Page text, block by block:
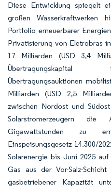
Diese Entwicklung spiegelt
großen Wasserkraftwerken
Portfolio erneuerbarer
Privatisierung von Eletrobras
17 Milliarden (USD 3,4
Übertragungsauktionen
Milliarden (USD 2,5
zwischen Nordost und
Solarstromerzeugern
Gigawattstunden zu
Einspeisungsgesetz 14.300/
Solarenergie bis Juni 2025
Gas aus der Vor-Salz-
gasbetriebener Kapazität